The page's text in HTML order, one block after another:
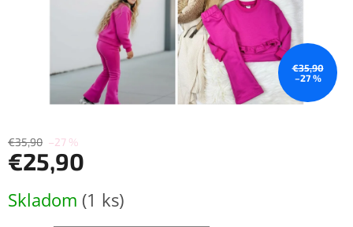
€35,90
–27 %
€35,90 –27 %
€25,90
cena:
Skladom (1 ks)